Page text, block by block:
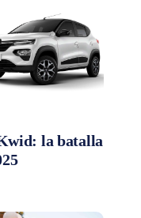
la batalla